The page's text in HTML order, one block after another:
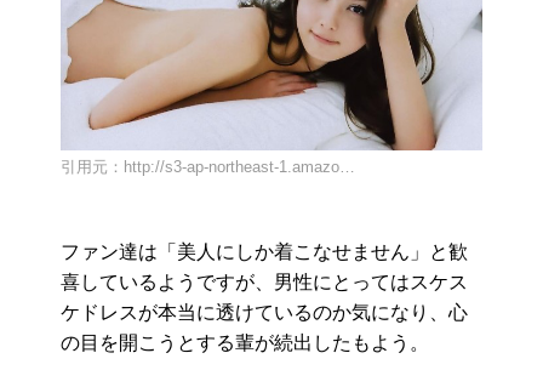
引用元：http://s3-ap-northeast-1.amazo…
ファン達は「美人にしか着こなせません」と歓
喜しているようですが、男性にとってはスケス
ケドレスが本当に透けているのか気になり、心
の目を開こうとする輩が続出したもよう。